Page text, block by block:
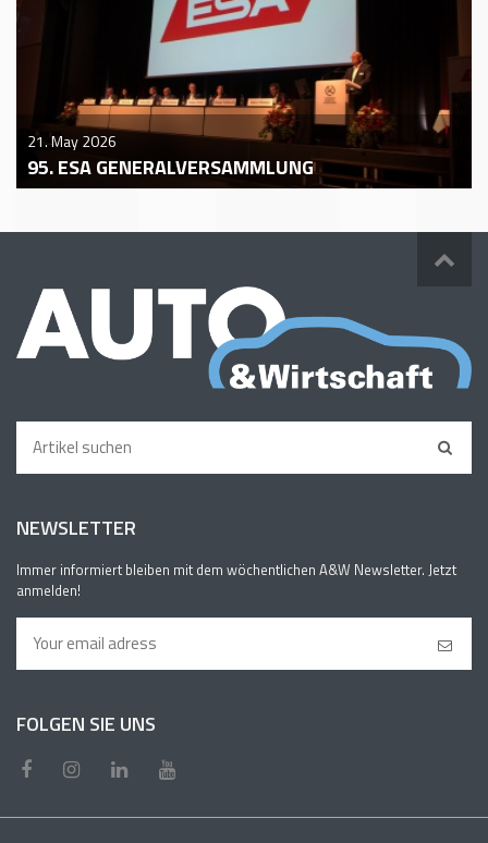
21. May 2026
95. ESA GENERALVERSAMMLUNG
NEWSLETTER
Immer informiert bleiben mit dem wöchentlichen A&W Newsletter. Jetzt
anmelden!
FOLGEN SIE UNS